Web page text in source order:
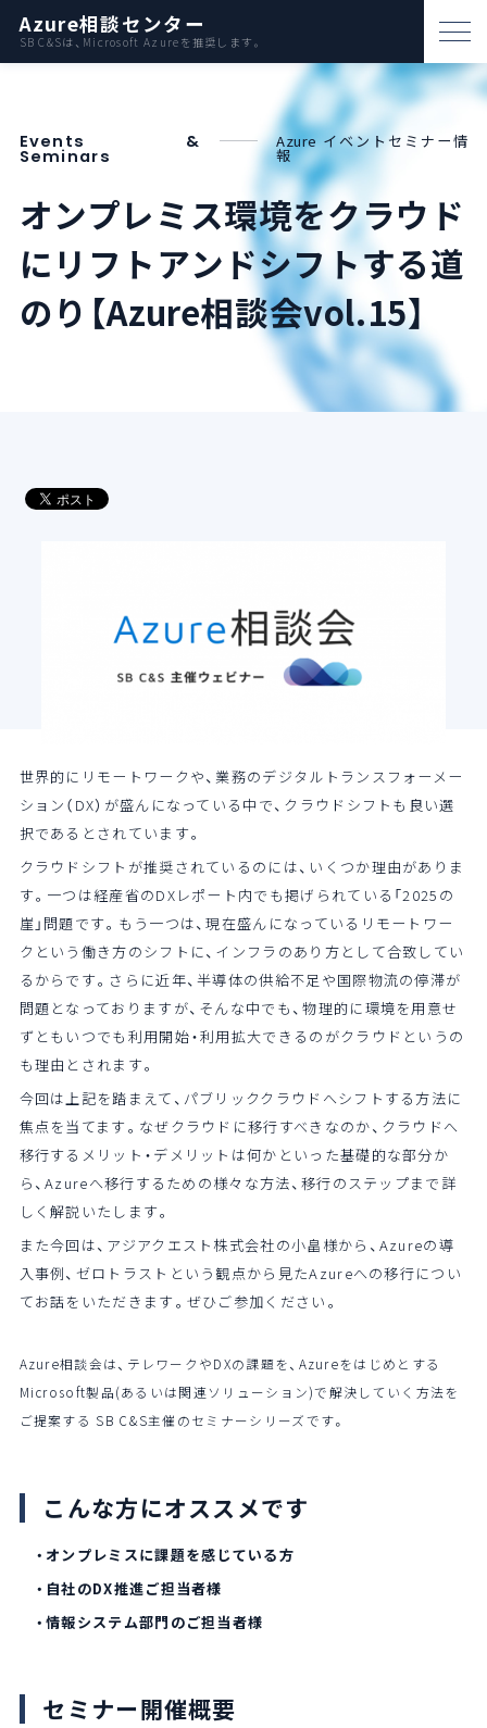
Azure相談センター
SB C&Sは、Microsoft Azureを推奨します。
パートナー支援
資料ダウンロード
お問い合わせ
Azureとは
AWS比較
イベント・セミナー
SB C&Sの強み
Events &
Seminars
Azure イベントセミナー情
報
オンプレミス環境をクラウド
にリフトアンドシフトする道
のり【Azure相談会vol.15】
世界的にリモートワークや、業務のデジタルトランスフォーメー
ション（DX）が盛んになっている中で、クラウドシフトも良い選
択であるとされています。
クラウドシフトが推奨されているのには、いくつか理由がありま
す。一つは経産省のDXレポート内でも掲げられている「2025の
崖」問題です。もう一つは、現在盛んになっているリモートワー
クという働き方のシフトに、インフラのあり方として合致してい
るからです。さらに近年、半導体の供給不足や国際物流の停滞が
問題となっておりますが、そんな中でも、物理的に環境を用意せ
ずともいつでも利用開始・利用拡大できるのがクラウドというの
も理由とされます。
今回は上記を踏まえて、パブリッククラウドへシフトする方法に
焦点を当てます。なぜクラウドに移行すべきなのか、クラウドへ
移行するメリット・デメリットは何かといった基礎的な部分か
ら、Azureへ移行するための様々な方法、移行のステップまで詳
しく解説いたします。
また今回は、アジアクエスト株式会社の小畠様から、Azureの導
入事例、ゼロトラストという観点から見たAzureへの移行につい
てお話をいただきます。ぜひご参加ください。
Azure相談会は、テレワークやDXの課題を、Azureをはじめとする
Microsoft製品(あるいは関連ソリューション)で解決していく方法を
ご提案する SB C&S主催のセミナーシリーズです。
こんな方にオススメです
・オンプレミスに課題を感じている方
・自社のDX推進ご担当者様
・情報システム部門のご担当者様
セミナー開催概要